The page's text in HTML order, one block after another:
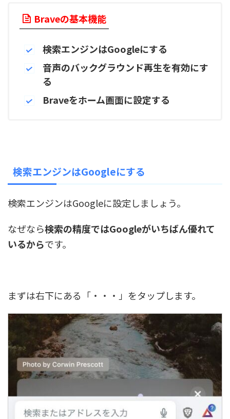
Braveの基本機能
検索エンジンはGoogleにする
音声のバックグラウンド再生を有効にす
る
Braveをホーム画面に設定する
検索エンジンはGoogleにする
検索エンジンはGoogleに設定しましょう。
なぜなら検索の精度ではGoogleがいちばん優れて
いるからです。
まずは右下にある「・・・」をタップします。